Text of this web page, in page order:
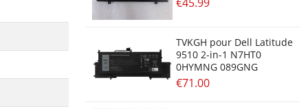
TVKGH pour Dell Latitude
9510 2-in-1 N7HT0
0HYMNG 089GNG
€71.00